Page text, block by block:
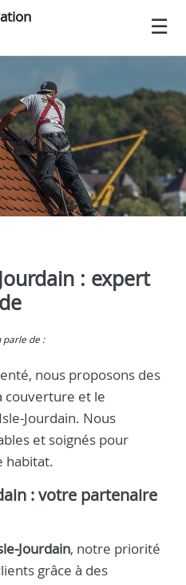
: expert
parle de :
nous proposons des
couverture et le
Nous
et soignés pour
habitat.
: votre partenaire
, notre priorité
grâce à des